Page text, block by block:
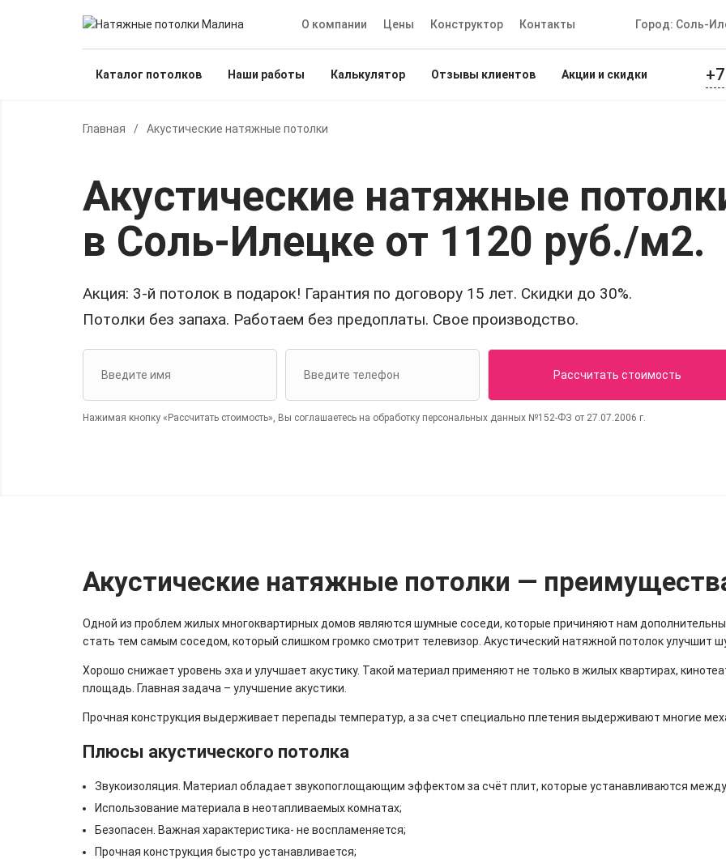
О компании Цены Конструктор Контакты Город: Соль-
Каталог потолков Наши работы Калькулятор Отзывы клиентов Акции и скидки
Главная / Акустические натяжные потолки
Акустические натяжные
в Соль-Илецке от 1120 руб./м2.
Акция: 3-й потолок в подарок! Гарантия по договору 15 лет. Скидки до 30%.
Потолки без запаха. Работаем без предоплаты. Свое производство.
Нажимая кнопку «Рассчитать стоимость», Вы соглашаетесь на обработку персональных данных №152-ФЗ от 27.07.2006 г.
Акустические натяжные потолки —
Одной из проблем жилых многоквартирных домов являются шумные соседи, которые причиняют нам
стать тем самым соседом, который слишком громко смотрит телевизор. Акустический натяжной потолок улучшит
Хорошо снижает уровень эха и улучшает акустику. Такой материал применяют не только в жилых квартирах,
площадь. Главная задача – улучшение акустики.
Прочная конструкция выдерживает перепады температур, а за счет специально плетения выдерживают многие
Плюсы акустического потолка
Звукоизоляция. Материал обладает звукопоглощающим эффектом за счёт плит, которые устанавливаются
Использование материала в неотапливаемых комнатах;
Безопасен. Важная характеристика- не воспламеняется;
Прочная конструкция быстро устанавливается;